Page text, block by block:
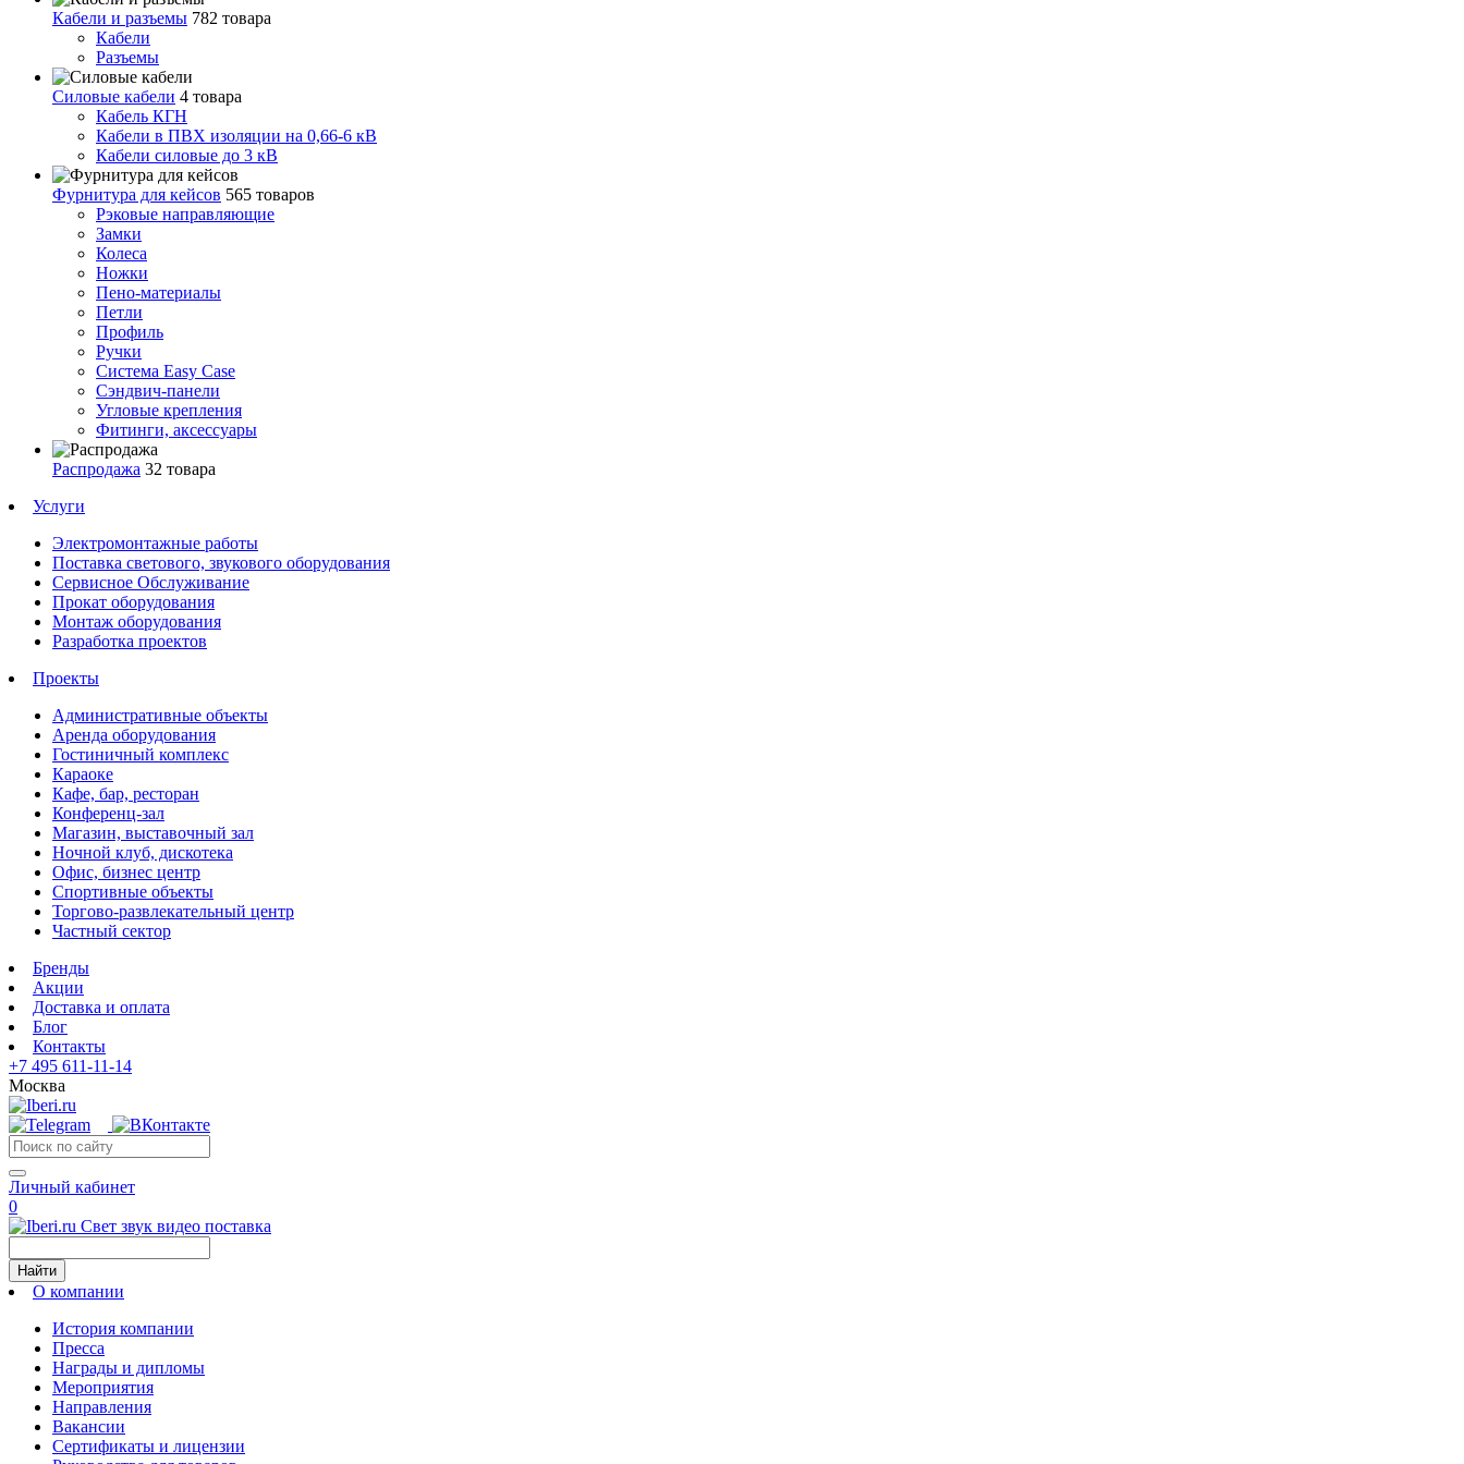
Кабели и разъемы 782 товара
Кабели
Разъемы
Силовые кабели 4 товара
Кабель КГН
Кабели в ПВХ изоляции на 0,66-6 кВ
Кабели силовые до 3 кВ
Фурнитура для кейсов 565 товаров
Рэковые направляющие
Замки
Колеса
Ножки
Пено-материалы
Петли
Профиль
Ручки
Система Easy Case
Сэндвич-панели
Угловые крепления
Фитинги, аксессуары
Распродажа 32 товара
Услуги
Электромонтажные работы
Поставка светового, звукового оборудования
Сервисное Обслуживание
Прокат оборудования
Монтаж оборудования
Разработка проектов
Проекты
Административные объекты
Аренда оборудования
Гостиничный комплекс
Караоке
Кафе, бар, ресторан
Конференц-зал
Магазин, выставочный зал
Ночной клуб, дискотека
Офис, бизнес центр
Спортивные объекты
Торгово-развлекательный центр
Частный сектор
Бренды
Акции
Доставка и оплата
Блог
Контакты
+7 495 611-11-14
Москва
Личный кабинет
0
Свет звук видео поставка
Найти
О компании
История компании
Пресса
Награды и дипломы
Мероприятия
Направления
Вакансии
Сертификаты и лицензии